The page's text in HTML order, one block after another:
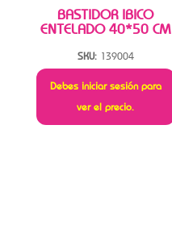
BASTIDOR IBICO
ENTELADO 40*50 CM
SKU: 139004
Debes iniciar sesión para
ver el precio.